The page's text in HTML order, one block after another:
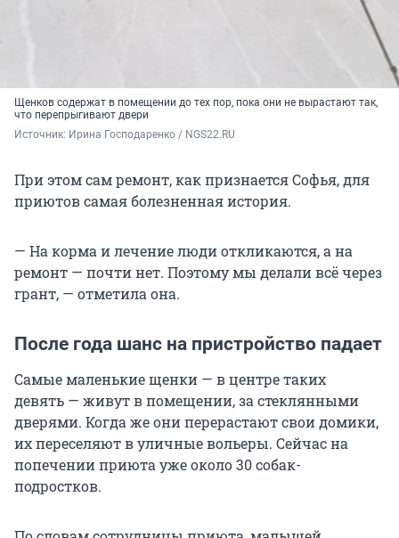
Щенков содержат в помещении до тех пор, пока они не вырастают так,
что перепрыгивают двери
Источник: Ирина Господаренко / NGS22.RU
При этом сам ремонт, как признается Софья, для
приютов самая болезненная история.
— На корма и лечение люди откликаются, а на
ремонт — почти нет. Поэтому мы делали всё через
грант, — отметила она.
После года шанс на пристройство падает
Самые маленькие щенки — в центре таких
девять — живут в помещении, за стеклянными
дверями. Когда же они перерастают свои домики,
их переселяют в уличные вольеры. Сейчас на
попечении приюта уже около 30 собак-
подростков.